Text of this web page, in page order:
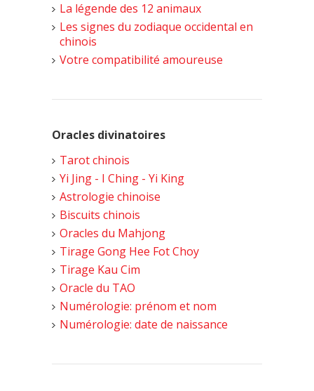
La légende des 12 animaux
Les signes du zodiaque occidental en
chinois
Votre compatibilité amoureuse
Oracles divinatoires
Tarot chinois
Yi Jing - I Ching - Yi King
Astrologie chinoise
Biscuits chinois
Oracles du Mahjong
Tirage Gong Hee Fot Choy
Tirage Kau Cim
Oracle du TAO
Numérologie: prénom et nom
Numérologie: date de naissance